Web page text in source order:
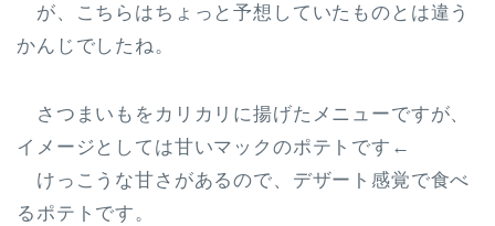
が、こちらはちょっと予想していたものとは違う
かんじでしたね。
さつまいもをカリカリに揚げたメニューですが、
イメージとしては甘いマックのポテトです←
けっこうな甘さがあるので、デザート感覚で食べ
るポテトです。